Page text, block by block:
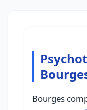
Bourges